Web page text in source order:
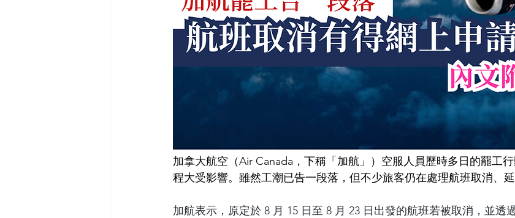
加拿大航空（Air Canada，下稱「加航」）空服人員歷時多日的罷工
程大受影響。雖然工潮已告一段落，但不少旅客仍在處理航班取消、延
加航表示，原定於 8 月 15 日至 8 月 23 日出發的航班若被取消，並透